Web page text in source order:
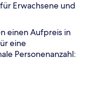
Erwachsene und
einen Aufpreis in
eine
Personenanzahl: